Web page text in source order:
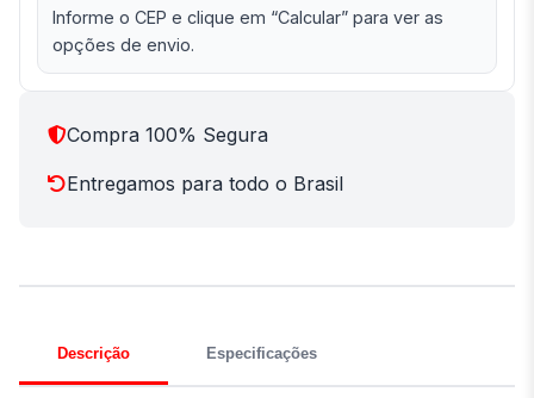
Informe o CEP e clique em “Calcular” para ver as
opções de envio.
Compra 100% Segura
Entregamos para todo o Brasil
Descrição Especificações